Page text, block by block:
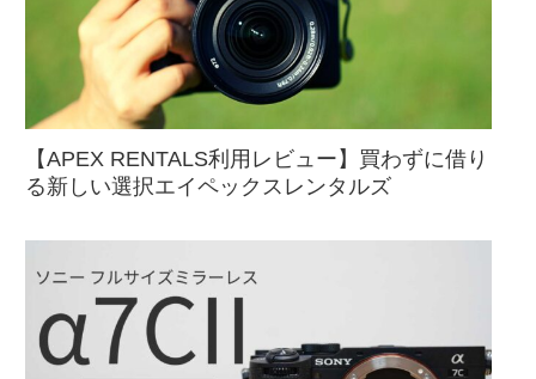
【APEX RENTALS利用レビュー】買わずに借り
る新しい選択エイペックスレンタルズ